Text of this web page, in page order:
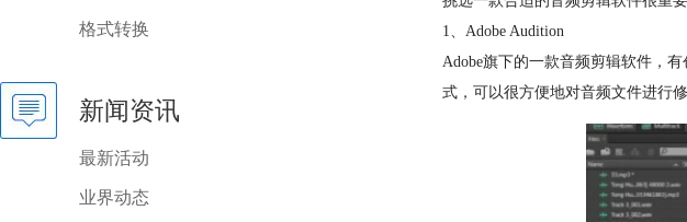
格式转换
新闻资讯
最新活动
业界动态
1、Adobe Audition
Adobe旗下的一款音频剪辑软件，
式，可以很方便地对音频文件进行